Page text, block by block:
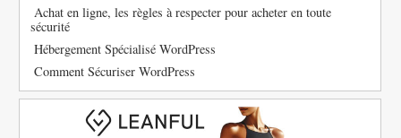
Achat en ligne, les règles à respecter pour acheter en toute
sécurité
Hébergement Spécialisé WordPress
Comment Sécuriser WordPress